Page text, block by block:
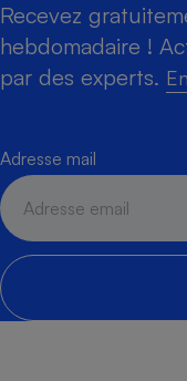
Recevez
hebdomadaire !
par des experts.
Adresse mail